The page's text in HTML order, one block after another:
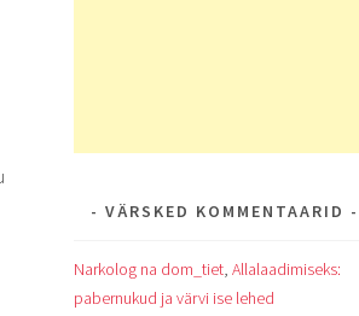
VÄRSKED KOMMENTAARID
Narkolog na dom_tiet, Allalaadimiseks:
pabernukud ja värvi ise lehed